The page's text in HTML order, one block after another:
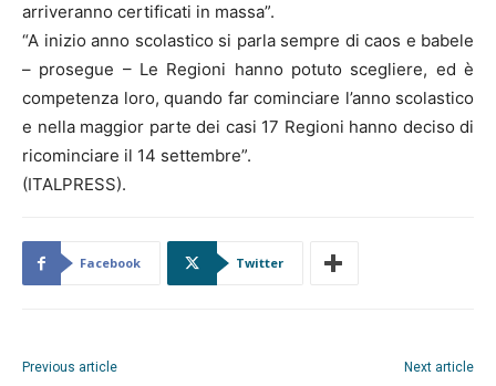
arriveranno certificati in massa”.
“A inizio anno scolastico si parla sempre di caos e babele
– prosegue – Le Regioni hanno potuto scegliere, ed è
competenza loro, quando far cominciare l’anno scolastico
e nella maggior parte dei casi 17 Regioni hanno deciso di
ricominciare il 14 settembre”.
(ITALPRESS).
Facebook Twitter
Previous article Next article